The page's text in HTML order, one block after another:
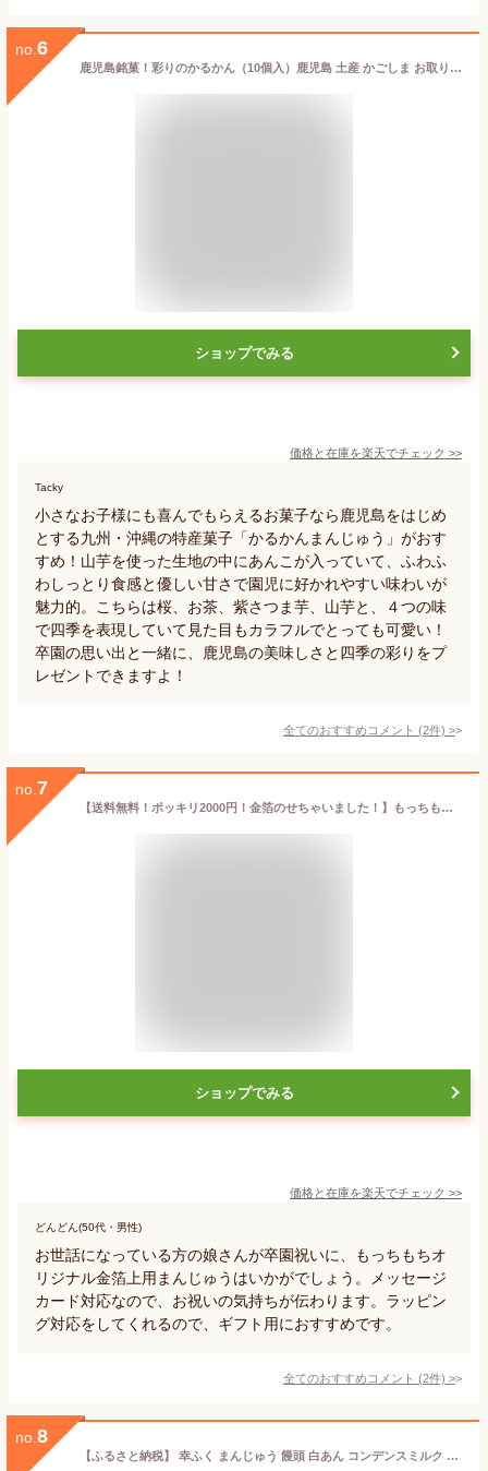
no. 6
鹿児島銘菓！彩りのかるかん（10個入）鹿児島 土産 かごしま お取り寄せ ご当地スイーツ 饅頭 お礼 御祝 ギフト プレゼント あんこ まんじゅう みやげ ポイント消化 個包装 和菓子 贈答 郷土 特産品 軽羹 贈物 銘菓 山福製菓 お歳暮 景品_お菓子
ショップでみる
価格と在庫を楽天でチェック >>
Tacky
小さなお子様にも喜んでもらえるお菓子なら鹿児島をはじめ
とする九州・沖縄の特産菓子「かるかんまんじゅう」がおす
すめ！山芋を使った生地の中にあんこが入っていて、ふわふ
わしっとり食感と優しい甘さで園児に好かれやすい味わいが
魅力的。こちらは桜、お茶、紫さつま芋、山芋と、４つの味
で四季を表現していて見た目もカラフルでとっても可愛い！
卒園の思い出と一緒に、鹿児島の美味しさと四季の彩りをプ
レゼントできますよ！
全てのおすすめコメント (2件) >
no. 7
【送料無料！ポッキリ2000円！金箔のせちゃいました！】もっちもちオリジナル金箔上用まんじゅう12個入 ネット限定【熨斗無料】【smtb-t】【YDKG-t】【送料無料】【楽ギフ_メッセ入力】【楽ギフ_包装】【楽ギフ_のし宛書】
ショップでみる
価格と在庫を楽天でチェック >>
どんどん(50代・男性)
お世話になっている方の娘さんが卒園祝いに、もっちもちオ
リジナル金箔上用まんじゅうはいかがでしょう。メッセージ
カード対応なので、お祝いの気持ちが伝わります。ラッピン
グ対応をしてくれるので、ギフト用におすすめです。
全てのおすすめコメント (2件) >
no. 8
【ふるさと納税】 幸ふく まんじゅう 饅頭 白あん コンデンスミルク 和菓子 洋菓子 個包装 お茶 コーヒー 紅茶 に合う 贈答 ギフト 歳暮 かわいい おやつ